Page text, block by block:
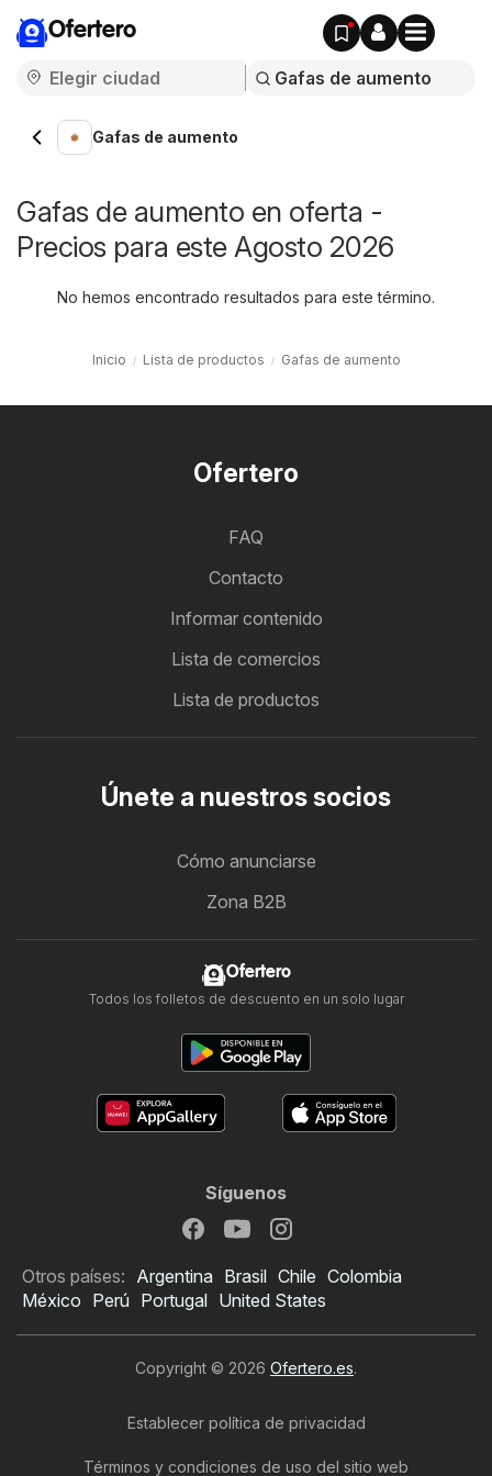
Ofertero
Gafas de aumento
Gafas de aumento en oferta -
Precios para este Agosto 2026
No hemos encontrado resultados para este término.
Inicio Lista de productos Gafas de aumento
Ofertero
FAQ
Contacto
Informar contenido
Lista de comercios
Lista de productos
Únete a nuestros socios
Cómo anunciarse
Zona B2B
Ofertero
Todos los folletos de descuento en un solo lugar
Síguenos
Otros países: Argentina Brasil Chile Colombia
México Perú Portugal United States
Copyright © 2026 Ofertero.es.
Establecer política de privacidad
Términos y condiciones de uso del sitio web